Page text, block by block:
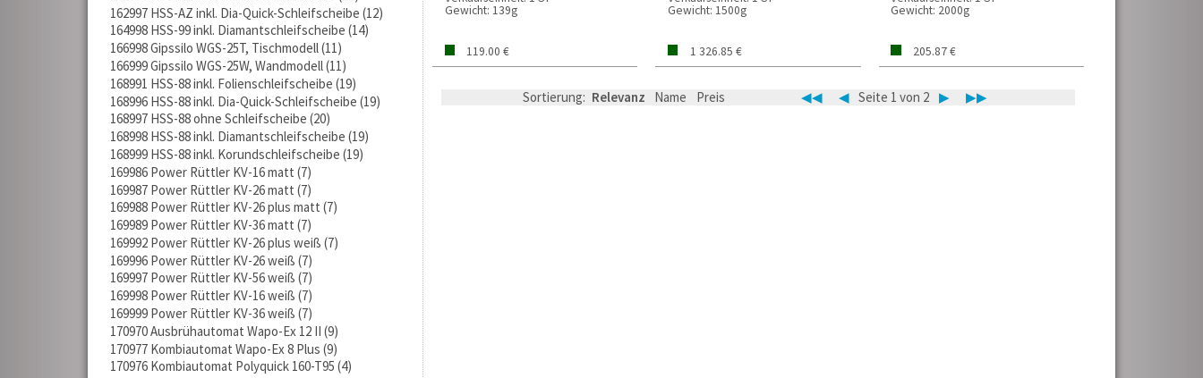
162997 HSS-AZ inkl. Dia-Quick-Schleifscheibe 12
164998 HSS-99 inkl. Diamantschleifscheibe 14
166998 Gipssilo WGS-25T, Tischmodell 11
166999 Gipssilo WGS-25W, Wandmodell 11
168991 HSS-88 inkl. Folienschleifscheibe 19
168996 HSS-88 inkl. Dia-Quick-Schleifscheibe 19
168997 HSS-88 ohne Schleifscheibe 20
168998 HSS-88 inkl. Diamantschleifscheibe 19
168999 HSS-88 inkl. Korundschleifscheibe 19
169986 Power Rüttler KV-16 matt 7
169987 Power Rüttler KV-26 matt 7
169988 Power Rüttler KV-26 plus matt 7
169989 Power Rüttler KV-36 matt 7
169992 Power Rüttler KV-26 plus weiß 7
169996 Power Rüttler KV-26 weiß 7
169997 Power Rüttler KV-56 weiß 7
169998 Power Rüttler KV-16 weiß 7
169999 Power Rüttler KV-36 weiß 7
170970 Ausbrühautomat Wapo-Ex 12 II 9
170977 Kombiautomat Wapo-Ex 8 Plus 9
170976 Kombiautomat Polyquick 160-T95 4
Gewicht: 139g
119.00 €
Gewicht: 1500g
1 326.85 €
Gewicht: 2000g
205.87 €
Sortierung: Relevanz Name Preis ◀◀ ◀ Seite 1 von 2 ▶ ▶▶